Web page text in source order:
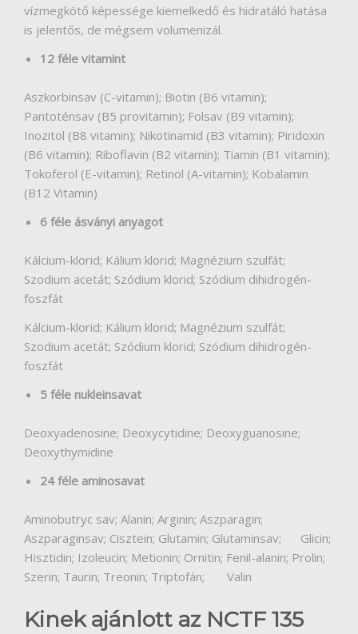
vízmegkötő képessége kiemelkedő és hidratáló hatása
is jelentős, de mégsem volumenizál.
12 féle vitamint
Aszkorbinsav (C-vitamin); Biotin (B6 vitamin);
Pantoténsav (B5 provitamin); Folsav (B9 vitamin);
Inozitol (B8 vitamin); Nikotinamid (B3 vitamin); Piridoxin
(B6 vitamin); Riboflavin (B2 vitamin); Tiamin (B1 vitamin);
Tokoferol (E-vitamin); Retinol (A-vitamin); Kobalamin
(B12 Vitamin)
6 féle ásványi anyagot
Kálcium-klorid; Kálium klorid; Magnézium szulfát;
Szodium acetát; Szódium klorid; Szódium dihidrogén-
foszfát
Kálcium-klorid; Kálium klorid; Magnézium szulfát;
Szodium acetát; Szódium klorid; Szódium dihidrogén-
foszfát
5 féle nukleinsavat
Deoxyadenosine; Deoxycytidine; Deoxyguanosine;
Deoxythymidine
24 féle aminosavat
Aminobutryc sav; Alanin; Arginin; Aszparagin;
Aszparaginsav; Cisztein; Glutamin; Glutaminsav; Glicin;
Hisztidin; Izoleucin; Metionin; Ornitin; Fenil-alanin; Prolin;
Szerin; Taurin; Treonin; Triptofán; Valin
Kinek ajánlott az NCTF 135